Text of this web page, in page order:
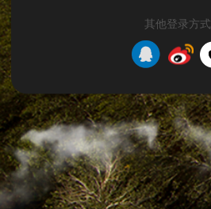
其他登录方式